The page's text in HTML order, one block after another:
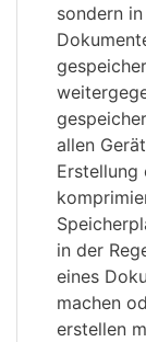
sondern
allen
Erstellung
in der
eines
machen
erstellen